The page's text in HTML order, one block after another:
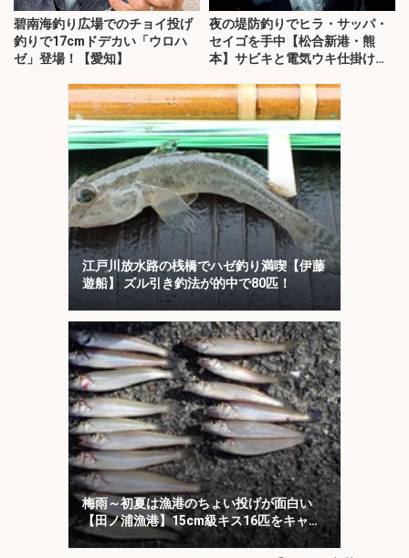
碧南海釣り広場でのチョイ投げ
釣りで17cmドデカい「ウロハ
ゼ」登場！【愛知】
夜の堤防釣りでヒラ・サッパ・
セイゴを手中【松合新港・熊
本】サビキと電気ウキ仕掛けで
江戸川放水路の桟橋でハゼ釣り満喫【伊藤
遊船】 ズル引き釣法が的中で80匹！
梅雨～初夏は漁港のちょい投げが面白い
【田ノ浦漁港】15cm級キス16匹をキャッ
チ！